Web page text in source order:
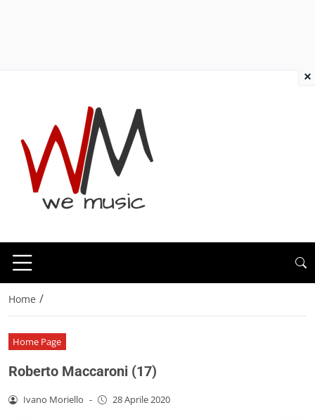
Home /
Home Page
Roberto Maccaroni (17)
Ivano Moriello - 28 Aprile 2020
×